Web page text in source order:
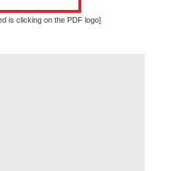
is clicking on the PDF logo]